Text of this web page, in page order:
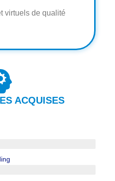
virtuels de qualité
ACQUISES